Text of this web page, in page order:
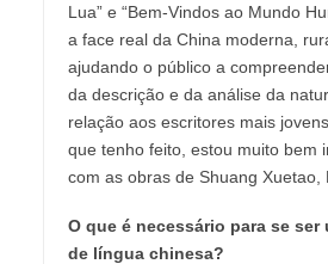
Lua” e “Bem-Vindos ao Mundo
a face real da China moderna,
ajudando o público a
da descrição e da análise da
relação aos escritores mais
que tenho feito, estou muito bem
com as obras de Shuang Xuetao,
O que é necessário para se ser
de língua chinesa?